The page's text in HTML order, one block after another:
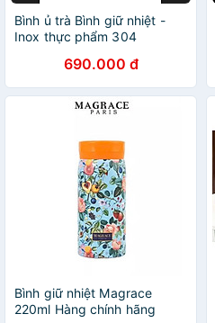
Bình ủ trà Bình giữ nhiệt -
Inox thực phẩm 304
690.000 đ
Bình giữ nhiệt Magrace
220ml Hàng chính hãng